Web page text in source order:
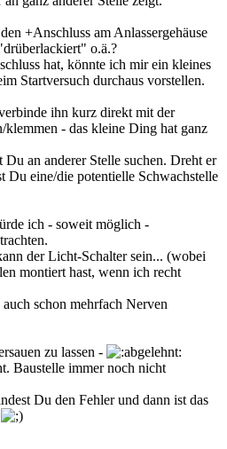
+Anschluss am Anlassergehäuse
o.ä.?
hat, könnte ich mir ein kleines
Startversuch durchaus vorstellen.
ihn kurz direkt mit der
klemmen - das kleine Ding hat ganz
an anderer Stelle suchen. Dreht er
Du eine/die potentielle Schwachstelle
ich - soweit möglich -
der Licht-Schalter sein... (wobei
montiert hast, wenn ich recht
schon mehrfach Nerven
zu lassen -
Baustelle immer noch nicht
Du den Fehler und dann ist das